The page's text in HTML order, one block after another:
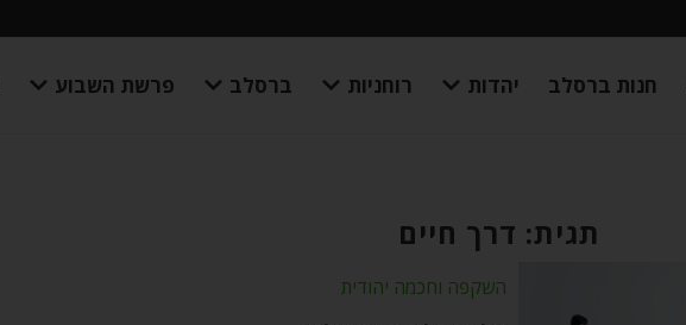
חנות ברסלב יהדות רוחניות ברסלב פרשת השבוע
תגית: דרך חיים
השקפה וחכמה יהודית